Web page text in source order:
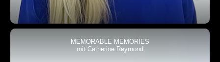
MEMORABLE MEMORIES
mit Catherine Reymond